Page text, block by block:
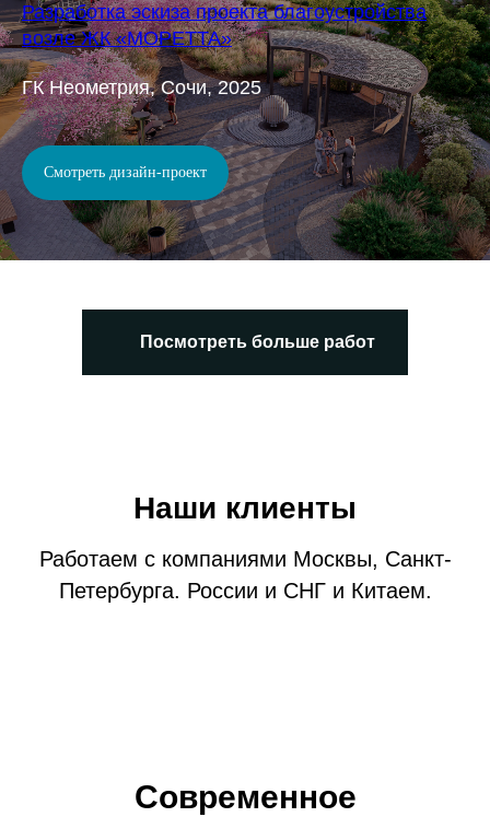
Разработка эскиза проекта благоустройства
возле ЖК «МОРЕТТА»
ГК Неометрия, Сочи, 2025
Смотреть дизайн-проект
Посмотреть больше работ
Наши клиенты
Работаем с компаниями Москвы, Санкт-
Петербурга. России и СНГ и Китаем.
Современное